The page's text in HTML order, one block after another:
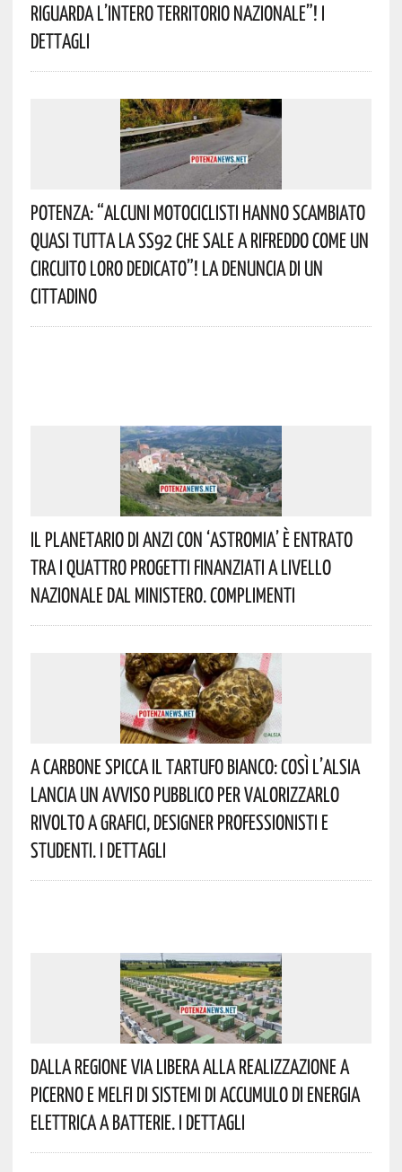
Riguarda L’intero Territorio Nazionale”! I
Dettagli
Potenza: “alcuni Motociclisti Hanno Scambiato
Quasi Tutta La SS92 Che Sale A Rifreddo Come Un
Circuito Loro Dedicato”! La Denuncia Di Un
Cittadino
Il Planetario Di Anzi Con ‘Astromia’ È Entrato
Tra I Quattro Progetti Finanziati A Livello
Nazionale Dal Ministero. Complimenti
A Carbone Spicca Il Tartufo Bianco: Così L’Alsia
Lancia Un Avviso Pubblico Per Valorizzarlo
Rivolto A Grafici, Designer Professionisti E
Studenti. I Dettagli
Dalla Regione Via Libera Alla Realizzazione A
Picerno E Melfi Di Sistemi Di Accumulo Di Energia
Elettrica A Batterie. I Dettagli